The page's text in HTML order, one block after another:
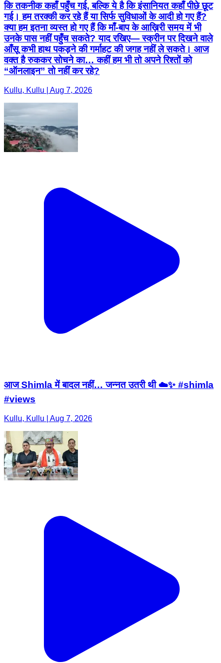
कि तकनीक कहाँ पहुँच गई, बल्कि ये है कि इंसानियत कहाँ पीछे छूट
गई। हम तरक्की कर रहे हैं या सिर्फ सुविधाओं के आदी हो गए हैं?
क्या हम इतना व्यस्त हो गए हैं कि माँ-बाप के आख़िरी समय में भी
उनके पास नहीं पहुँच सकते? याद रखिए— स्क्रीन पर दिखने वाले
आँसू कभी हाथ पकड़ने की गर्माहट की जगह नहीं ले सकते। आज
वक्त है रुककर सोचने का… कहीं हम भी तो अपने रिश्तों को
“ऑनलाइन” तो नहीं कर रहे?
Kullu, Kullu | Aug 7, 2026
आज Shimla में बादल नहीं… जन्नत उतरी थी ☁️✨ #shimla
#views
Kullu, Kullu | Aug 7, 2026